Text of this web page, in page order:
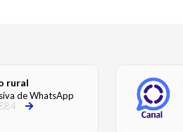
rural
de WhatsApp